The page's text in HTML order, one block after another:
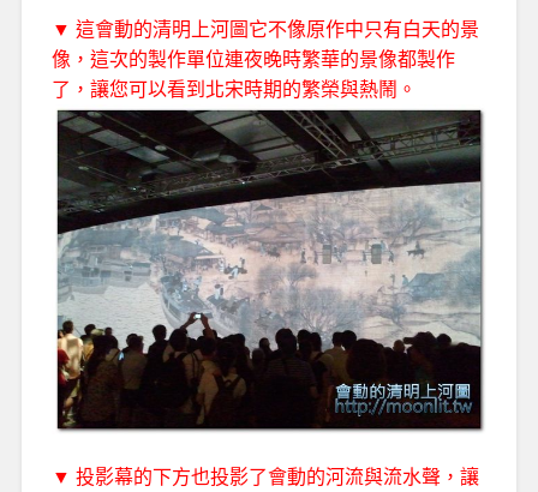
▼ 這會動的清明上河圖它不像原作中只有白天的景
像，這次的製作單位連夜晚時繁華的景像都製作
了，讓您可以看到北宋時期的繁榮與熱鬧。
▼ 投影幕的下方也投影了會動的河流與流水聲，讓